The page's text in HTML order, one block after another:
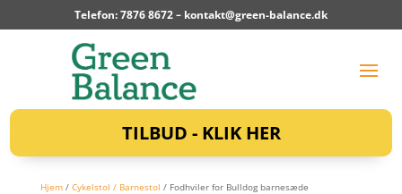
Telefon: 7876 8672 – kontakt@green-balance.dk
TILBUD - KLIK HER
Hjem/ Cykelstol / Barnestol / Fodhviler for Bulldog barnesæde